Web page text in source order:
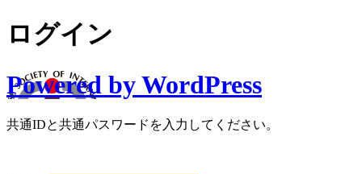
ログイン
Powered by WordPress
共通IDと共通パスワードを入力してください。